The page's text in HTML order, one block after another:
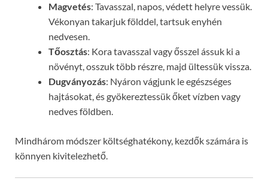
Magvetés: Tavasszal, napos, védett helyre vessük.
Vékonyan takarjuk földdel, tartsuk enyhén
nedvesen.
Tőosztás: Kora tavasszal vagy ősszel ássuk ki a
növényt, osszuk több részre, majd ültessük vissza.
Dugványozás: Nyáron vágjunk le egészséges
hajtásokat, és gyökereztessük őket vízben vagy
nedves földben.
Mindhárom módszer költséghatékony, kezdők számára is
könnyen kivitelezhető.